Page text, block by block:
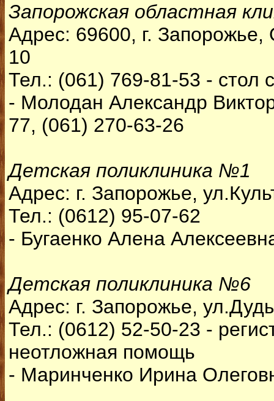
Запорожская областная
Адрес: 69600, г. Запорожье,
10
Тел.: (061) 769-81-53 - стол
- Молодан Александр
77, (061) 270-63-26
Детская поликлиника №1
Адрес: г. Запорожье,
Тел.: (0612) 95-07-62
- Бугаенко Алена
Детская поликлиника №6
Адрес: г. Запорожье,
Тел.: (0612) 52-50-23 -
неотложная помощь
- Маринченко Ирина